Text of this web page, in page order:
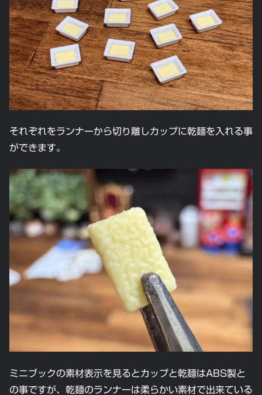
それぞれをランナーから切り離しカップに乾麺を入れる事
ができます。
ミニブックの素材表示を見るとカップと乾麺はABS製と
の事ですが、乾麺のランナーは柔らかい素材で出来ている